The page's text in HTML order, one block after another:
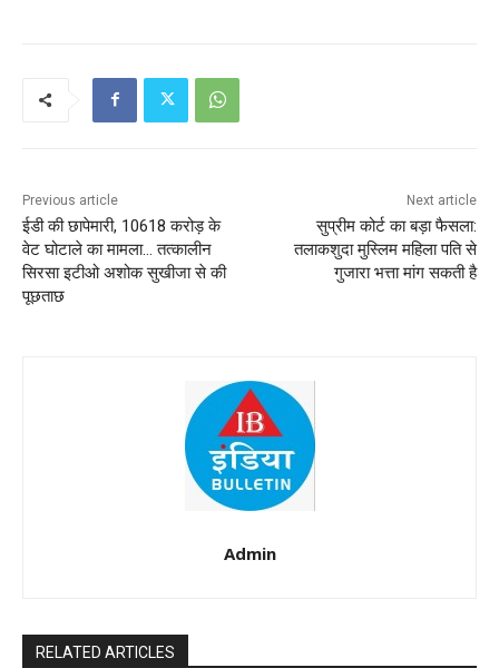
Previous article
ईडी की छापेमारी, 10618 करोड़ के
वेट घोटाले का मामला… तत्कालीन
सिरसा इटीओ अशोक सुखीजा से की
पूछताछ
Next article
सुप्रीम कोर्ट का बड़ा फैसला:
तलाकशुदा मुस्लिम महिला पति से
गुजारा भत्ता मांग सकती है
Admin
RELATED ARTICLES